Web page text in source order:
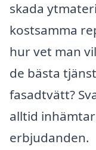
skada
kostsamma
hur vet man
de bästa
fasadtvätt?
alltid
erbjudanden.